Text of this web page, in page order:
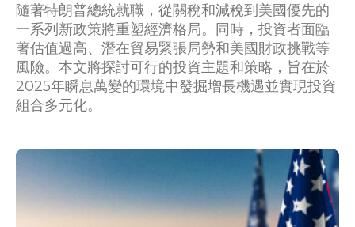
隨著特朗普總統就職，從關稅和減稅到美國優先的
一系列新政策將重塑經濟格局。同時，投資者面臨
著估值過高、潛在貿易緊張局勢和美國財政挑戰等
風險。本文將探討可行的投資主題和策略，旨在於
2025年瞬息萬變的環境中發掘增長機遇並實現投資
組合多元化。